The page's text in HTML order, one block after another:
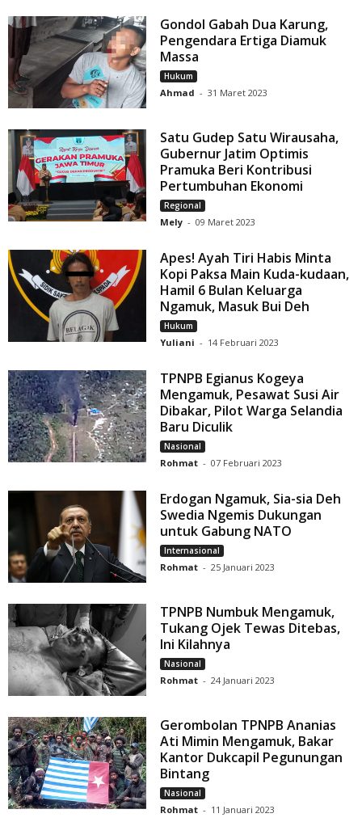
Gondol Gabah Dua Karung,
Pengendara Ertiga Diamuk
Massa
Hukum
Ahmad - 31 Maret 2023
Satu Gudep Satu Wirausaha,
Gubernur Jatim Optimis
Pramuka Beri Kontribusi
Pertumbuhan Ekonomi
Regional
Mely - 09 Maret 2023
Apes! Ayah Tiri Habis Minta
Kopi Paksa Main Kuda-kudaan,
Hamil 6 Bulan Keluarga
Ngamuk, Masuk Bui Deh
Hukum
Yuliani - 14 Februari 2023
TPNPB Egianus Kogeya
Mengamuk, Pesawat Susi Air
Dibakar, Pilot Warga Selandia
Baru Diculik
Nasional
Rohmat - 07 Februari 2023
Erdogan Ngamuk, Sia-sia Deh
Swedia Ngemis Dukungan
untuk Gabung NATO
Internasional
Rohmat - 25 Januari 2023
TPNPB Numbuk Mengamuk,
Tukang Ojek Tewas Ditebas,
Ini Kilahnya
Nasional
Rohmat - 24 Januari 2023
Gerombolan TPNPB Ananias
Ati Mimin Mengamuk, Bakar
Kantor Dukcapil Pegunungan
Bintang
Nasional
Rohmat - 11 Januari 2023